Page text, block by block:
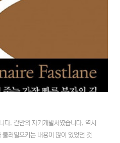
. 간만의 자기개발서였습니다. 역시
러일으키는 내용이 많이 있었던 것